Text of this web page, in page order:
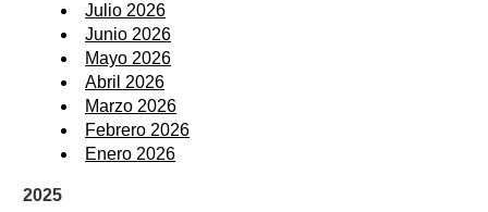
Julio 2026
Junio 2026
Mayo 2026
Abril 2026
Marzo 2026
Febrero 2026
Enero 2026
2025